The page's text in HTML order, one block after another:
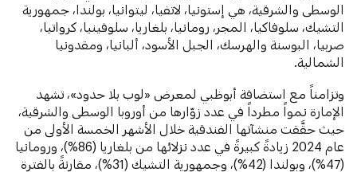
الوسطى والشرقية، هي إستونيا، لاتفيا، ليتوانيا، بولندا، جمهورية
التشيك، سلوفاكيا، المجر، رومانيا، بلغاريا، سلوفينيا، كرواتيا،
صربيا، البوسنة والهرسك، الجبل الأسود، ألبانيا، ومقدونيا
الشمالية.
وتزامناً مع استضافة أبوظبي لمعرض «لوب بلا حدود»، تشهد
الإمارة نمواً مطرداً في عدد زوّارها من أوروبا الوسطى والشرقية،
حيث حقَّقت منشآتها الفندقية خلال الأشهر الخمسة الأولى من
عام 2024 زيادةً كبيرةً في عدد نزلائها من بلغاريا (86%)، ورومانيا
(47%)، وبولندا (42%)، وجمهورية التشيك (31%)، مقارنةً بالفترة